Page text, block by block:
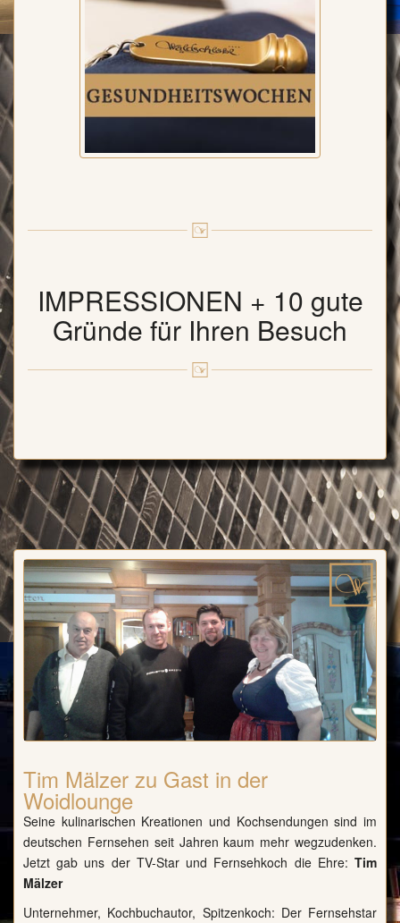
IMPRESSIONEN + 10 gute
Gründe für Ihren Besuch
Tim Mälzer zu Gast in der
Woidlounge
Seine kulinarischen Kreationen und Kochsendungen sind im
deutschen Fernsehen seit Jahren kaum mehr wegzudenken.
Jetzt gab uns der TV-Star und Fernsehkoch die Ehre: Tim
Mälzer
Unternehmer, Kochbuchautor, Spitzenkoch: Der Fernsehstar